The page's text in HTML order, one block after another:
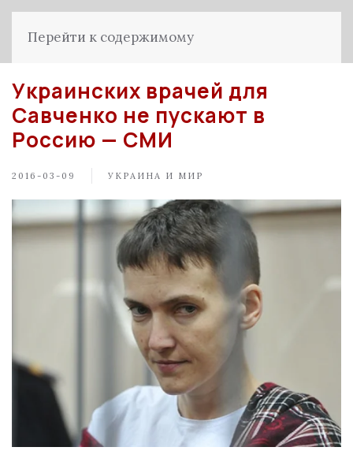
Перейти к содержимому
Украинских врачей для
Савченко не пускают в
Россию — СМИ
2016-03-09 УКРАИНА И МИР